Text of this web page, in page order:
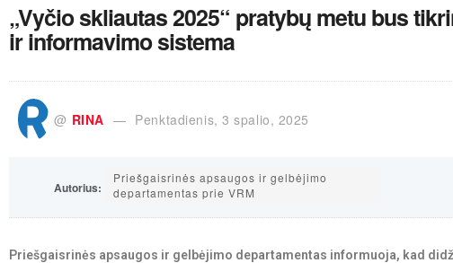
„Vyčio skliautas 2025“ pratybų metu bus
ir informavimo sistema
@ RINA Penktadienis, 3 spalio, 2025
Autorius:
Priešgaisrinės apsaugos ir gelbėjimo
departamentas prie VRM
Priešgaisrinės apsaugos ir gelbėjimo departamentas informuoja, kad